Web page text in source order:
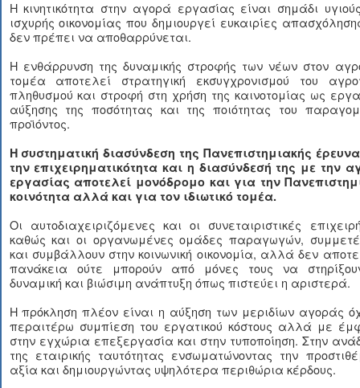
Η κινητικότητα στην αγορά εργασίας είναι σημάδι
ισχυρής οικονομίας που δημιουργεί ευκαιρίες
δεν πρέπει να αποθαρρύνεται.
Η ενθάρρυνση της δυναμικής στροφής των νέων στον
τομέα αποτελεί στρατηγική εκσυγχρονισμού του
πληθυσμού και στροφή στη χρήση της καινοτομίας ως
αύξησης της ποσότητας και της ποιότητας του
προϊόντος.
Η συστηματική διασύνδεση της Πανεπιστημιακής
την επιχειρηματικότητα και η διασύνδεσή της με την
εργασίας αποτελεί μονόδρομο και για την
κοινότητα αλλά και για τον ιδιωτικό τομέα.
Οι αυτοδιαχειριζόμενες και οι συνεταιριστικές
καθώς και οι οργανωμένες ομάδες παραγωγών,
και συμβάλλουν στην κοινωνική οικονομία, αλλά δεν
πανάκεια ούτε μπορούν από μόνες τους να
δυναμική και βιώσιμη ανάπτυξη όπως πιστεύει η αριστερά.
Η πρόκληση πλέον είναι η αύξηση των μεριδίων αγοράς
περαιτέρω συμπίεση του εργατικού κόστους αλλά με
στην εγχώρια επεξεργασία και στην τυποποίηση. Στην
της εταιρικής ταυτότητας ενσωματώνοντας την
αξία και δημιουργώντας υψηλότερα περιθώρια κέρδους.